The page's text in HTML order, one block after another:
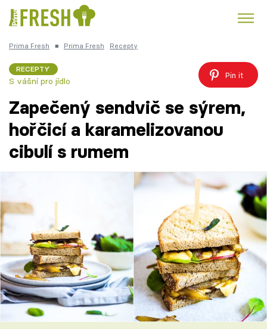
Česká kuchyně
Témata
Články
TV Program
Škola vaření
Recepty z TV
Prima Fresh ■ Prima Fresh Recepty
RECEPTY
S vášní pro jídlo
Pin it
Zapečený sendvič se sýrem,
hořčicí a karamelizovanou
cibulí s rumem